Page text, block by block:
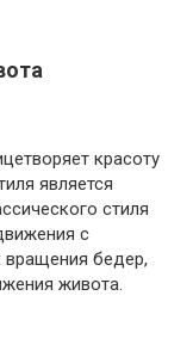
красоту
является
стиля
с
вращения бедер,
живота.